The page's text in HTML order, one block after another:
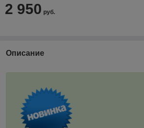
2 950 руб.
Описание